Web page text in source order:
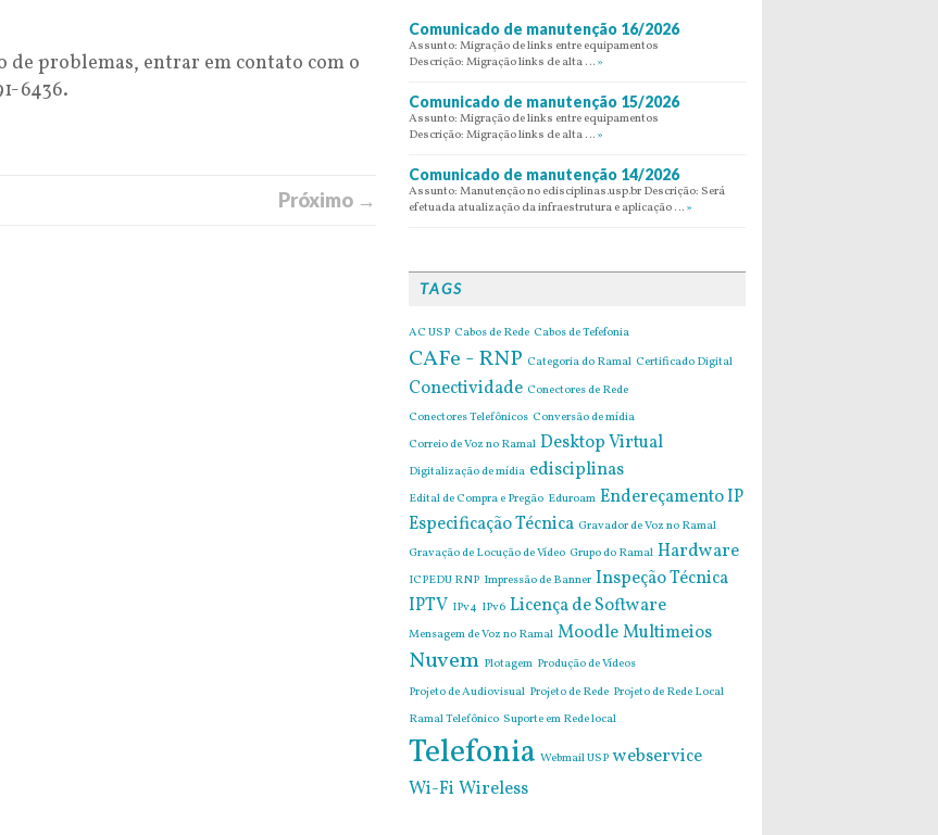
de problemas, entrar em contato com o
6436.
Próximo →
Comunicado de manutenção 16/2026
Assunto: Migração de links entre equipamentos
Descrição: Migração links de alta … »
Comunicado de manutenção 15/2026
Assunto: Migração de links entre equipamentos
Descrição: Migração links de alta … »
Comunicado de manutenção 14/2026
Assunto: Manutenção no edisciplinas.usp.br Descrição: Será
efetuada atualização da infraestrutura e aplicação … »
TAGS
AC USP Cabos de Rede Cabos de Tefefonia
CAFe - RNP Categoria do Ramal Certificado Digital
Conectividade Conectores de Rede
Conectores Telefônicos Conversão de mídia
Correio de Voz no Ramal Desktop Virtual
Digitalização de mídia edisciplinas
Edital de Compra e Pregão Eduroam Endereçamento IP
Especificação Técnica Gravador de Voz no Ramal
Gravação de Locução de Vídeo Grupo do Ramal Hardware
ICPEDU RNP Impressão de Banner Inspeção Técnica
IPTV IPv4 IPv6 Licença de Software
Mensagem de Voz no Ramal MoodleMultimeios
Nuvem Plotagem Produção de Vídeos
Projeto de Audiovisual Projeto de Rede Projeto de Rede Local
Ramal Telefônico Suporte em Rede local
Telefonia Webmail USP webservice
Wi-Fi Wireless